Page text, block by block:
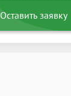
Оставить заявку